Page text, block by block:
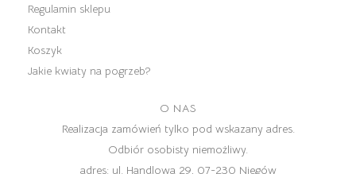
Regulamin sklepu
Kontakt
Koszyk
Jakie kwiaty na pogrzeb?
O NAS
Realizacja zamówień tylko pod wskazany adres.
Odbiór osobisty niemożliwy.
adres: ul. Handlowa 29, 07-230 Niegów